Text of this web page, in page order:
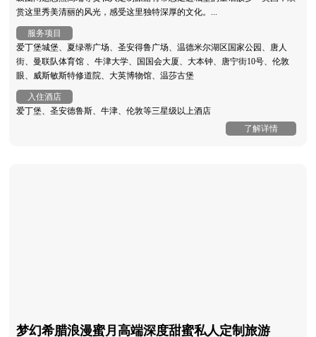
赏这里秀美清丽的风光，感受这里独特深厚的文化。...
服务项目
爱丁堡城堡、夏绿蒂广场、圣安得鲁广场、温德米尔湖区国家公园、唐人
街、曼联队体育馆 、牛津大学、国国会大厦、大本钟、唐宁街10号、伦敦
眼、威斯敏斯特修道院、大英博物馆、温莎古堡
入住酒店
爱丁堡、圣安德鲁斯、牛津、伦敦等三星级以上酒店
了解详情
梦幻希腊浪漫蜜月高端深度甜蜜私人定制旅游